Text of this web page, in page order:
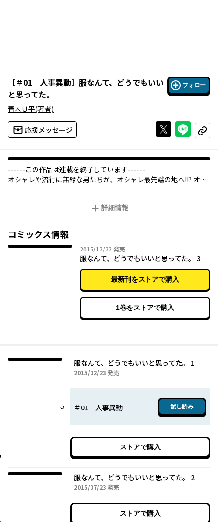
【＃01 人事異動】 服なんて、どうでもいい
と思ってた。
フォロー
青木Ｕ平(著者)
応援メッセージ Xで投稿する
ライン
コピー
------この作品は連載を終了しています------
オシャレや流行に無縁な男たちが、オシャレ最先端の地へ――!!? オシ
苦行ギャグマンガ！ 著者・青木Ｕ平は「フリンジマン」（講談
詳細情報
コミックス情報
2015/12/22 2015年12月22日
発売
服なんて、どうでもいいと思ってた。 3
最新刊をストアで購入
1巻をストアで購入
服なんて、どうでもいいと思ってた。 1
2015/02/23 2015年02月23日
発売
＃01 人事異動 試し読み
ストアで購入
服なんて、どうでもいいと思ってた。 2
2015/07/23 2015年07月23日
発売
ストアで購入